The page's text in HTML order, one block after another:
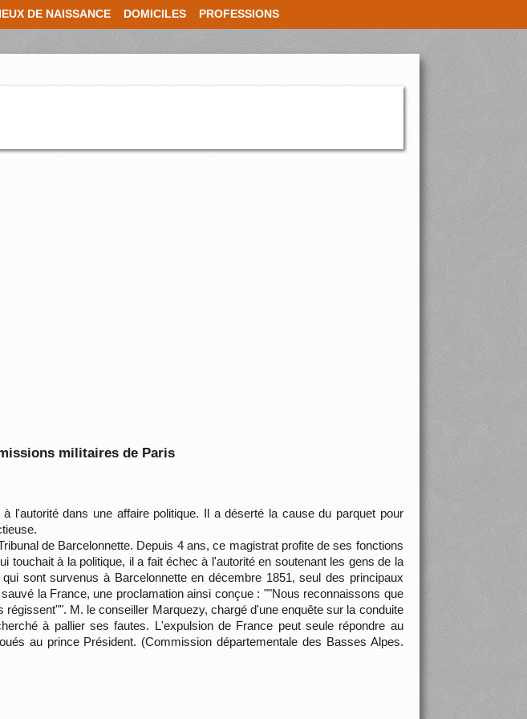
DE NAISSANCE DOMICILES PROFESSIONS
militaires de Paris
l'autorité dans une affaire politique. Il a déserté la cause du parquet pour
de Barcelonnette. Depuis 4 ans, ce magistrat profite de ses fonctions
touchait à la politique, il a fait échec à l'autorité en soutenant les gens de la
sont survenus à Barcelonnette en décembre 1851, seul des principaux
la France, une proclamation ainsi conçue : ""Nous reconnaissons que
M. le conseiller Marquezy, chargé d'une enquête sur la conduite
à pallier ses fautes. L'expulsion de France peut seule répondre au
au prince Président. (Commission départementale des Basses Alpes.